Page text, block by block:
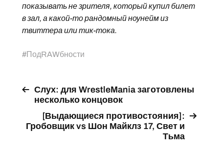
показывать не зрителя, который купил билет
в зал, а какой-то рандомный ноунейм из
твиттера или тик-тока.
#ПодRAWбности
Слух: для WrestleMania заготовлены
несколько концовок
[Выдающиеся противостояния]:
Гробовщик vs Шон Майклз 17, Свет и
Тьма